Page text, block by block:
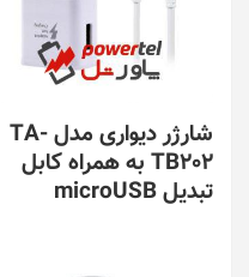
شارژر دیواری مدل TA-
TB202 به همراه کابل
تبدیل microUSB